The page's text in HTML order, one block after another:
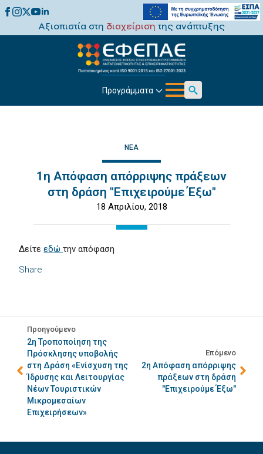
Αξιοπιστία στη διαχείριση της ανάπτυξης
Προγράμματα
Search
ΝΈΑ
1η Απόφαση απόρριψης πράξεων
στη δράση "Επιχειρούμε Έξω"
18 Απριλίου, 2018
Share
Δείτεεδώτην απόφαση
Προηγούμενο
2η Τροποποίηση της
Πρόσκλησης υποβολής
στη Δράση «Ενίσχυση της
Ίδρυσης και Λειτουργίας
Νέων Τουριστικών
Μικρομεσαίων
Επιχειρήσεων»
Επόμενο
2η Απόφαση απόρριψης
πράξεων στη δράση
"Επιχειρούμε Έξω"